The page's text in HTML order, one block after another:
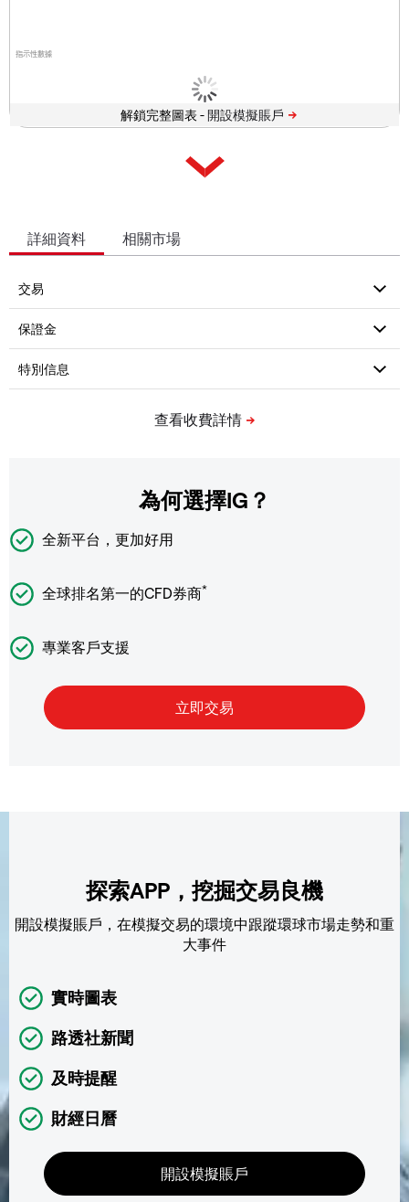
指示性數據
解鎖完整圖表 -
詳細資料 相關市場
為何選擇IG？
全新平台，更加好用
全球排名第一的CFD券商*
專業客戶支援
探索APP，挖掘交易良機
開設模擬賬戶，在模擬交易的環境中跟蹤環球市場走勢和重
大事件
實時圖表
路透社新聞
及時提醒
財經日曆